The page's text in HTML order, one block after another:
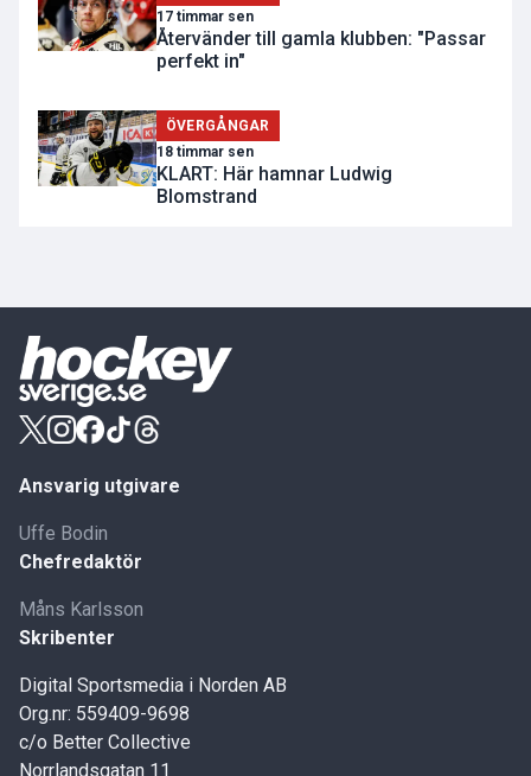
17 timmar sen
Återvänder till gamla klubben: "Passar
perfekt in"
ÖVERGÅNGAR
18 timmar sen
KLART: Här hamnar Ludwig
Blomstrand
Ansvarig utgivare
Uffe Bodin
Chefredaktör
Måns Karlsson
Skribenter
Digital Sportsmedia i Norden AB
Org.nr: 559409-9698
c/o Better Collective
Norrlandsgatan 11